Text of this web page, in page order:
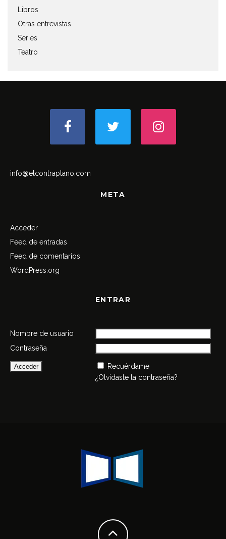
Libros
Otras entrevistas
Series
Teatro
info@elcontraplano.com
META
Acceder
Feed de entradas
Feed de comentarios
WordPress.org
ENTRAR
Nombre de usuario
Contraseña
Recuérdame
¿Olvidaste la contraseña?